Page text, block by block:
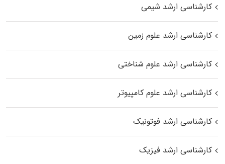
کارشناسی ارشد شیمی
کارشناسی ارشد علوم زمین
کارشناسی ارشد علوم شناختی
کارشناسی ارشد علوم کامپیوتر
کارشناسی ارشد فوتونیک
کارشناسی ارشد فیزیک